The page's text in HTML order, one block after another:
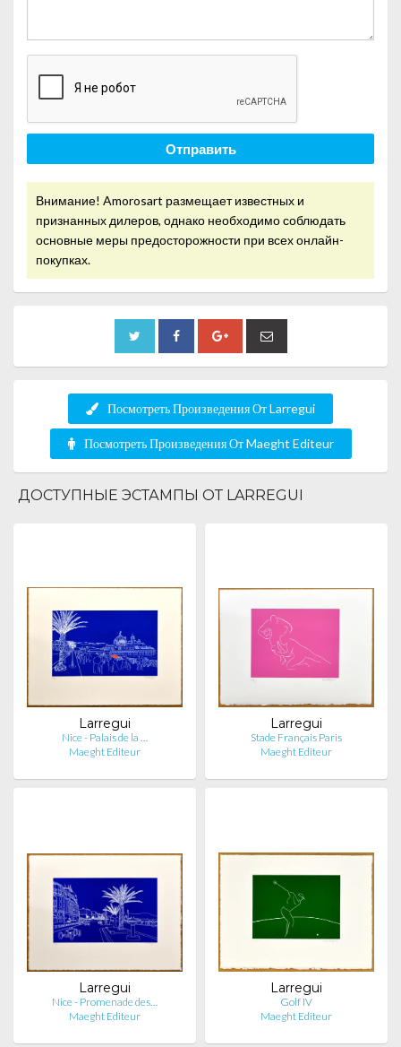
Отправить
Внимание! Amorosart размещает известных и
признанных дилеров, однако необходимо соблюдать
основные меры предосторожности при всех онлайн-
покупках.
Посмотреть Произведения От Larregui
Посмотреть Произведения От Maeght Editeur
ДОСТУПНЫЕ ЭСТАМПЫ ОТ LARREGUI
Larregui
Nice - Palais de la …
Maeght Editeur
Larregui
Stade Français Paris
Maeght Editeur
Larregui
Nice - Promenade des…
Maeght Editeur
Larregui
Golf IV
Maeght Editeur